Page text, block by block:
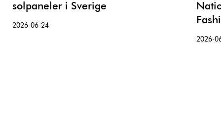
solpaneler i Sverige
2026-06-24
2026-